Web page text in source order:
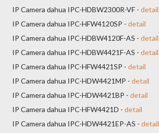
IP Camera dahua IPC-HDBW2300R-VF - detail
IP Camera dahua IPC-HFW4120SP - detail
IP Camera dahua IPC-HDBW4120F-AS - detail
IP Camera dahua IPC-HDBW4421F-AS - detail
IP Camera dahua IPC-HFW4421SP - detail
IP Camera dahua IPC-HDW4421MP - detail
IP Camera dahua IPC-HDW4421BP - detail
IP Camera dahua IPC-HFW4421D - detail
IP Camera dahua IPC-HDW4421EP-AS - detail